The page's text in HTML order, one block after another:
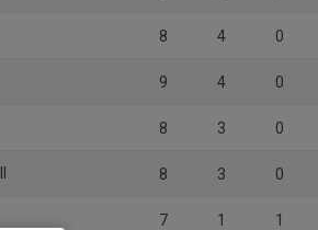
8 4 0
9 4 0
8 3 0
8 3 0
7 1 1